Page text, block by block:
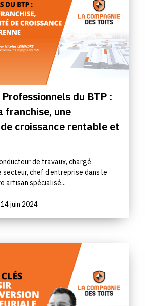
du BTP :
franchise, une
croissance rentable et
de travaux, chargé
chef d’entreprise dans le
artisan spécialisé...
juin 2024